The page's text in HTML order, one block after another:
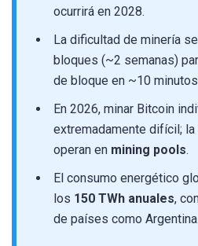
ocurrirá en 2028.
La dificultad de minería
bloques (~2 semanas)
de bloque en ~10
En 2026, minar Bitcoin
extremadamente difícil;
operan en mining pools.
El consumo energético
los 150 TWh anuales,
de países como Argentina.